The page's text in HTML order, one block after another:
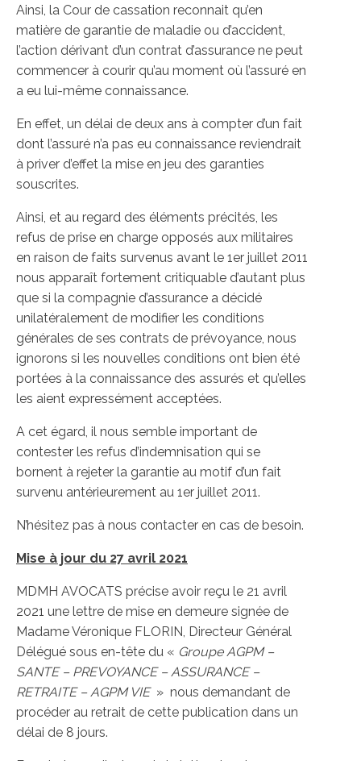
Ainsi, la Cour de cassation reconnait qu’en
matière de garantie de maladie ou d’accident,
l’action dérivant d’un contrat d’assurance ne peut
commencer à courir qu’au moment où l’assuré en
a eu lui-même connaissance.
En effet, un délai de deux ans à compter d’un fait
dont l’assuré n’a pas eu connaissance reviendrait
à priver d’effet la mise en jeu des garanties
souscrites.
Ainsi, et au regard des éléments précités, les
refus de prise en charge opposés aux militaires
en raison de faits survenus avant le 1er juillet 2011
nous apparaît fortement critiquable d’autant plus
que si la compagnie d’assurance a décidé
unilatéralement de modifier les conditions
générales de ses contrats de prévoyance, nous
ignorons si les nouvelles conditions ont bien été
portées à la connaissance des assurés et qu’elles
les aient expressément acceptées.
A cet égard, il nous semble important de
contester les refus d’indemnisation qui se
bornent à rejeter la garantie au motif d’un fait
survenu antérieurement au 1er juillet 2011.
N’hésitez pas à nous contacter en cas de besoin.
Mise à jour du 27 avril 2021
MDMH AVOCATS précise avoir reçu le 21 avril
2021 une lettre de mise en demeure signée de
Madame Véronique FLORIN, Directeur Général
Délégué sous en-tête du « Groupe AGPM –
SANTE – PREVOYANCE – ASSURANCE –
RETRAITE – AGPM VIE» nous demandant de
procéder au retrait de cette publication dans un
délai de 8 jours.